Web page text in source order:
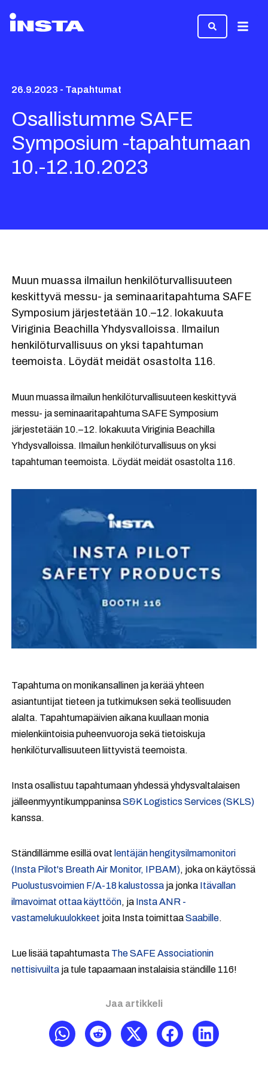
26.9.2023 - Tapahtumat
Osallistumme SAFE
Symposium -tapahtumaan
10.-12.10.2023
Muun muassa ilmailun henkilöturvallisuuteen
keskittyvä messu- ja seminaaritapahtuma SAFE
Symposium järjestetään 10.–12. lokakuuta
Viriginia Beachilla Yhdysvalloissa. Ilmailun
henkilöturvallisuus on yksi tapahtuman
teemoista. Löydät meidät osastolta 116.
Muun muassa ilmailun henkilöturvallisuuteen keskittyvä
messu- ja seminaaritapahtuma SAFE Symposium
järjestetään 10.–12. lokakuuta Viriginia Beachilla
Yhdysvalloissa. Ilmailun henkilöturvallisuus on yksi
tapahtuman teemoista. Löydät meidät osastolta 116.
Tapahtuma on monikansallinen ja kerää yhteen
asiantuntijat tieteen ja tutkimuksen sekä teollisuuden
alalta. Tapahtumapäivien aikana kuullaan monia
mielenkiintoisia puheenvuoroja sekä tietoiskuja
henkilöturvallisuuteen liittyvistä teemoista.
Insta osallistuu tapahtumaan yhdessä yhdysvaltalaisen
jälleenmyyntikumppaninsaS&K Logistics Services (SKLS)
kanssa.
Ständillämme esillä ovat lentäjän hengitysilmamonitori
(Insta Pilot's Breath Air Monitor, IPBAM), joka on käytössä
Puolustusvoimien F/A-18 kalustossa ja jonka Itävallan
ilmavoimat ottaa käyttöön, ja Insta ANR -
vastamelukuulokkeet joita Insta toimittaaSaabille.
Lue lisää tapahtumasta The SAFE Associationin
nettisivuilta ja tule tapaamaan instalaisia ständille 116!
Jaa artikkeli